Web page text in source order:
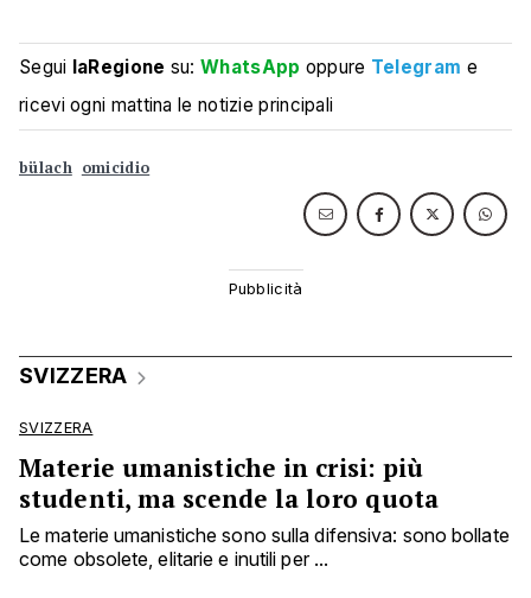
Segui laRegione su:WhatsApp oppure Telegram e
ricevi ogni mattina le notizie principali
bülach omicidio
SVIZZERA
SVIZZERA
Materie umanistiche in crisi: più
studenti, ma scende la loro quota
Le materie umanistiche sono sulla difensiva: sono bollate
come obsolete, elitarie e inutili per ...